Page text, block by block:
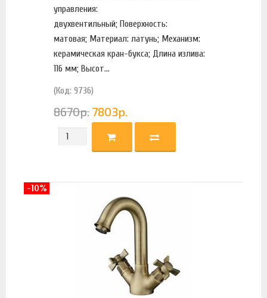
управления:
двухвентильный; Поверхность:
матовая; Материал: латунь; Механизм:
керамическая кран-букса; Длина излива:
116 мм; Высот...
(Код: 9736)
8670р. 7803р.
-10%